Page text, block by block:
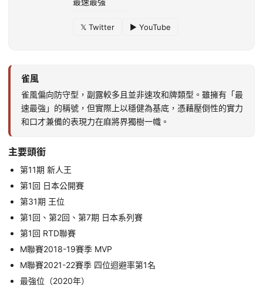
𝕏 Twitter ▶ YouTube
雀風
雀風偏向防守型，副露較多且並非速攻和牌類型。雖擁有「最
速最強」的稱號，但實際上以穩健為基底，憑藉壓倒性的實力
和口才兼備的表現力在麻將界獨樹一幟。
主要頭銜
第11期 新人王
第1回 日本公開賽
第31期 王位
第1回、第2回、第7期 日本系列賽
第1回 RTD聯賽
M聯賽2018-19賽季 MVP
M聯賽2021-22賽季 四位迴避率第1名
最強位（2020年）